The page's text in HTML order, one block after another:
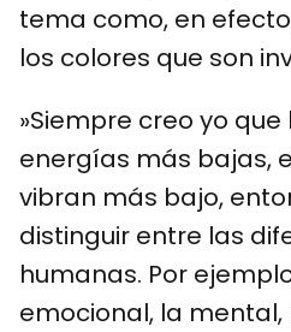
tema como, en
los colores que son
»Siempre creo yo
energías más bajas,
vibran más bajo,
distinguir entre las
humanas. Por
emocional, la